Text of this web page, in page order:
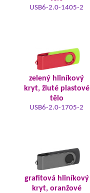
USB6-2.0-1405-2
zelený hliníkový
kryt, žluté plastové
tělo
USB6-2.0-1705-2
grafitová hliníkový
kryt, oranžové